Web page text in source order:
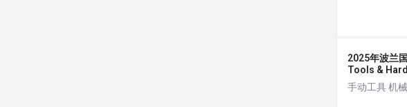
2025年波兰
Tools &
手动工具 机